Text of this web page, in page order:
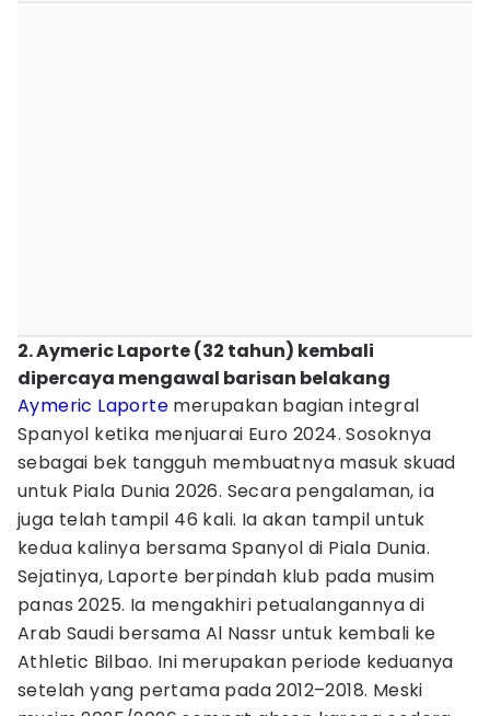
2. Aymeric Laporte (32 tahun) kembali
dipercaya mengawal barisan belakang
Aymeric Laporte merupakan bagian integral
Spanyol ketika menjuarai Euro 2024. Sosoknya
sebagai bek tangguh membuatnya masuk skuad
untuk Piala Dunia 2026. Secara pengalaman, ia
juga telah tampil 46 kali. Ia akan tampil untuk
kedua kalinya bersama Spanyol di Piala Dunia.
Sejatinya, Laporte berpindah klub pada musim
panas 2025. Ia mengakhiri petualangannya di
Arab Saudi bersama Al Nassr untuk kembali ke
Athletic Bilbao. Ini merupakan periode keduanya
setelah yang pertama pada 2012–2018. Meski